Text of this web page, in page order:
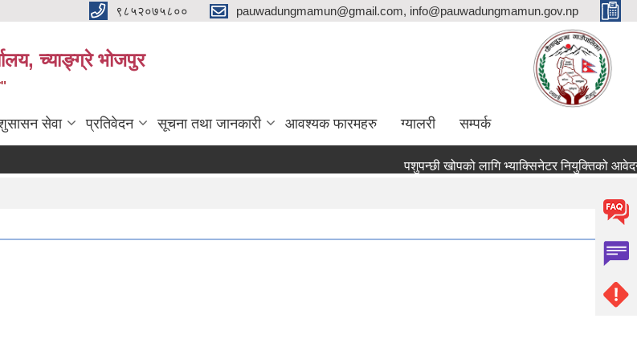
९८५२०७५८०० pauwadungmamun@gmail.com, info@pauwadungmamun.gov.np
च्याङ्ग्रे भोजपुर
सेवा प्रतिवेदन सूचना तथा जानकारी आवश्यक फारमहरु ग्यालरी सम्पर्क
पशुपन्छी खोपको लागि भ्याक्सिनेटर नियुक्तिको आवेदन पेश